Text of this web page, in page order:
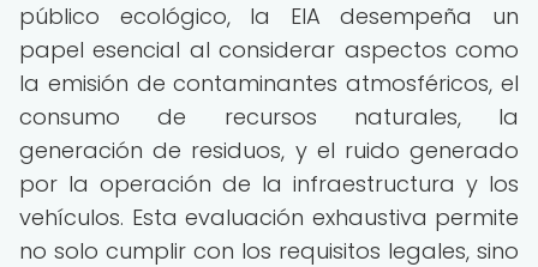
público ecológico, la EIA desempeña un
papel esencial al considerar aspectos como
la emisión de contaminantes atmosféricos, el
consumo de recursos naturales, la
generación de residuos, y el ruido generado
por la operación de la infraestructura y los
vehículos. Esta evaluación exhaustiva permite
no solo cumplir con los requisitos legales, sino